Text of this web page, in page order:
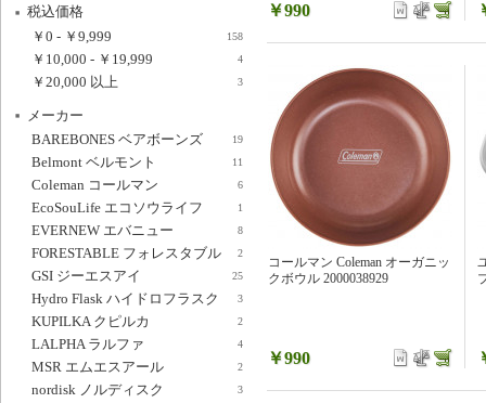
￥990
コールマン Coleman オーガニッ
クボウル 2000038929
￥990
税込価格
￥0 - ￥9,999 158
￥10,000 - ￥19,999 4
￥20,000 以上 3
メーカー
BAREBONES ベアボーンズ
19
Belmont ベルモント 11
Coleman コールマン 6
EcoSouLife エコソウライフ 1
EVERNEW エバニュー 8
FORESTABLE フォレスタブル 2
GSI ジーエスアイ 25
Hydro Flask ハイドロフラスク 3
KUPILKA クピルカ 2
LALPHA ラルファ 4
MSR エムエスアール 2
nordisk ノルディスク 3